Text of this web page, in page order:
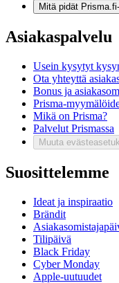
Mitä pidät
Asiakaspalvelu
Usein kysytyt
Ota yhteyttä
Bonus ja
Prisma-
Mikä on Prisma?
Palvelut Prismassa
Muuta
Suosittelemme
Ideat ja inspiraatio
Brändit
Tilipäivä
Black Friday
Cyber Monday
Apple-uutuudet